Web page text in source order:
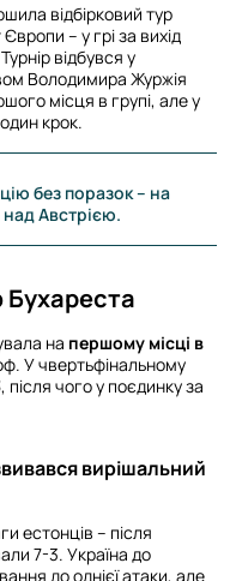
відбірковий тур
– у грі за вихід
відбувся у
Володимира Журжія
місця в групі, але у
крок.
без поразок – на
Австрією.
на першому місці в
У чвертьфінальному
, після чого у поєдинку за
вирішальний
естонців – після
7-3. Україна до
до однієї атаки, але